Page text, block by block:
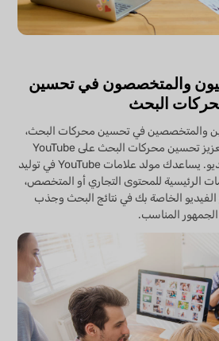
والمتخصصون في تحسين
البحث
والمتخصصين في تحسين محركات البحث،
تُعد العلامات ضرورية لتعزيز تحسين محركات البحث على YouTube
وزيادة إمكانية اكتشاف الفيديو. يساعدك مولد علامات YouTube في توليد
الرئيسية للمحتوى التجاري أو المتخصص،
الخاصة بك في نتائج البحث وجذب
الجمهور المناسب.